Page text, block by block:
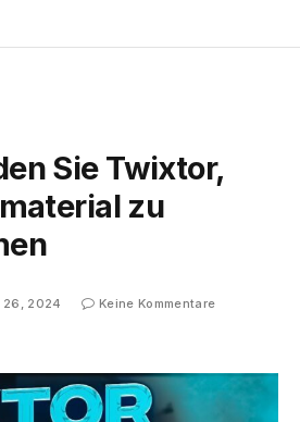
Sie Twixtor,
zu
26, 2024
Keine Kommentare